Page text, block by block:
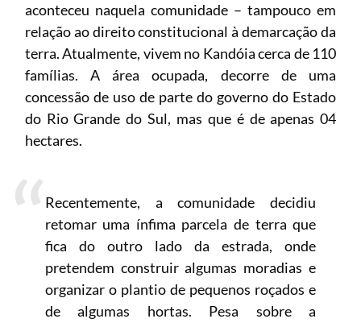
aconteceu naquela comunidade – tampouco em
relação ao direito constitucional à demarcação da
terra. Atualmente, vivem no Kandóia cerca de 110
famílias. A área ocupada, decorre de uma
concessão de uso de parte do governo do Estado
do Rio Grande do Sul, mas que é de apenas 04
hectares.
Recentemente, a comunidade decidiu
retomar uma ínfima parcela de terra que
fica do outro lado da estrada, onde
pretendem construir algumas moradias e
organizar o plantio de pequenos roçados e
de algumas hortas. Pesa sobre a